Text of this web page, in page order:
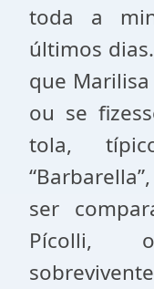
toda a
últimos
que
ou se
tola,
ser
Pícolli,